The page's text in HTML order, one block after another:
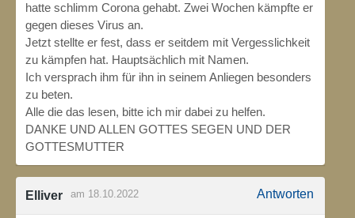
hatte schlimm Corona gehabt. Zwei Wochen kämpfte er
gegen dieses Virus an.
Jetzt stellte er fest, dass er seitdem mit Vergesslichkeit
zu kämpfen hat. Hauptsächlich mit Namen.
Ich versprach ihm für ihn in seinem Anliegen besonders
zu beten.
Alle die das lesen, bitte ich mir dabei zu helfen.
DANKE UND ALLEN GOTTES SEGEN UND DER
GOTTESMUTTER
Elliver am 18.10.2022 Antworten